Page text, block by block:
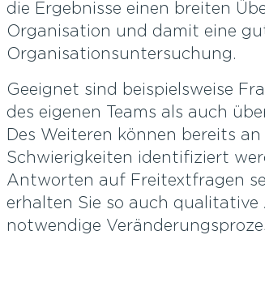
die Ergebnisse einen breiten
Organisation und damit eine
Organisationsuntersuchung.
Geeignet sind beispielsweise
des eigenen Teams als auch
Des Weiteren können bereits
Schwierigkeiten identifiziert
Antworten auf Freitextfragen
erhalten Sie so auch
notwendige